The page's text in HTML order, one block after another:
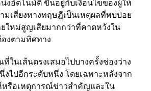
งอัตโนมัติ ขึ้นอยู่กับเงื่อนไขของผู้ให้
มเสี่ยงทางทฤษฎีเป็นเหตุผลที่พบบ่อย
ยใหม่สูญเสียมากกว่าที่คาดหวังใน
งตามทิศทาง
ในเส้นตรงเสมอไปบางครั้งช่องว่าง
งไปอีกระดับหนึ่ง โดยเฉพาะหลังจาก
รือเหตุการณ์ข่าวสำคัญและใน